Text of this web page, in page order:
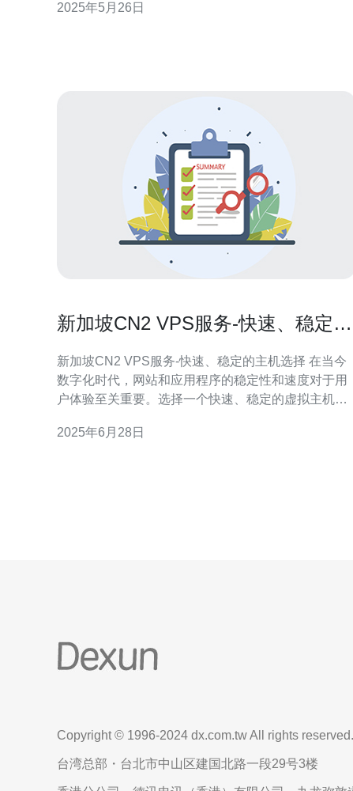
的带宽，适合需要高速稳定网络的用户。 新加坡作为
2025年5月26日
新加坡CN2 VPS服务-快速、稳定的
新加坡CN2 VPS服务-快速、稳定的主机选择 在当今
数字化时代，网站和应用程序的稳定性和速度对于用
户体验至关重要。选择一个快速、稳定的虚拟主机服
考虑的选择，它提供了优质的主机服务，确保您的网
2025年6月28日
Copyright © 1996-2024 dx.com.tw All rights reserved.
台湾总部・台北市中山区建国北路一段29号3楼